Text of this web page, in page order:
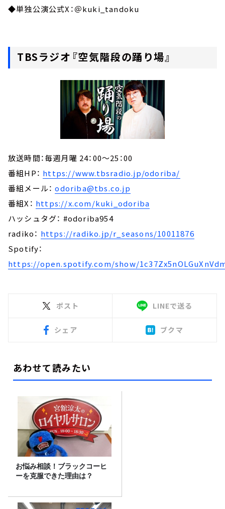
◆単独公演公式X：＠kuki_tandoku
TBSラジオ『空気階段の踊り場』
放送時間：毎週月曜 24：00～25：00
番組HP： https://www.tbsradio.jp/odoriba/
番組メール：odoriba@tbs.co.jp
番組X： https://x.com/kuki_odoriba
ハッシュタグ： #odoriba954
radiko： https://radiko.jp/r_seasons/10011876
Spotify：
https://open.spotify.com/show/
ポスト LINEで送る
シェア ブクマ
あわせて読みたい
お悩み相談！ブラックコーヒ
ーを克服できた理由は？